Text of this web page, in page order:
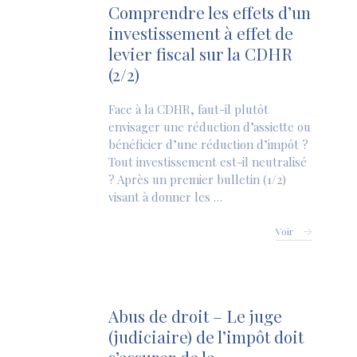
Comprendre les effets d’un
investissement à effet de
levier fiscal sur la CDHR
(2/2)
Face à la CDHR, faut-il plutôt
envisager une réduction d’assiette ou
bénéficier d’une réduction d’impôt ?
Tout investissement est-il neutralisé
? Après un premier bulletin (1/2)
visant à donner les …
Voir
Abus de droit – Le juge
(judiciaire) de l’impôt doit